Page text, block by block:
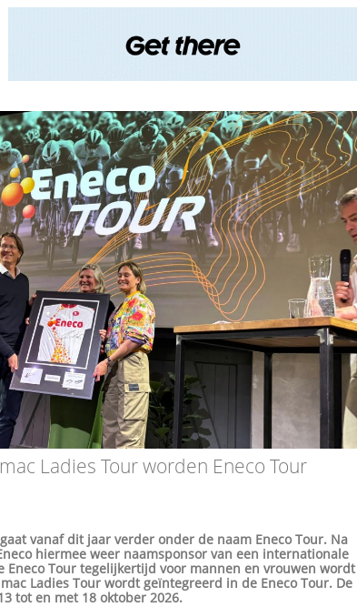
Ladies Tour worden Eneco Tour
vanaf dit jaar verder onder de naam Eneco Tour. Na
hiermee weer naamsponsor van een internationale
Eneco Tour tegelijkertijd voor mannen en vrouwen wordt
Ladies Tour wordt geïntegreerd in de Eneco Tour. De
tot en met 18 oktober 2026.